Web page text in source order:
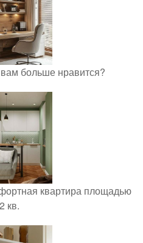
больше нравится?
квартира площадью
кв.